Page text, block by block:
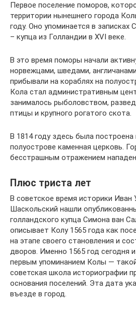
Первое поселение поморов,
территории нынешнего города
году. Оно упоминается в записках
– купца из Голландии в XVI веке.
В это время поморы начали
норвежцами, шведами,
прибывали на кораблях на
Кола стал административным
занималось рыболовством,
птицы и крупного рогатого скота.
В 1814 году здесь была построена
полуострове каменная церковь.
бесстрашным отражением
Плюс триста лет
В советское время историки Иван
Шаскольский нашли
голландского купца Симона ван
описывает Колу 1565 года как
на этапе своего становления и
дворов. Именно 1565 год сегодня
первым упоминанием Колы —
советская школа историографии
основания поселений. Эта дата
въезде в город.